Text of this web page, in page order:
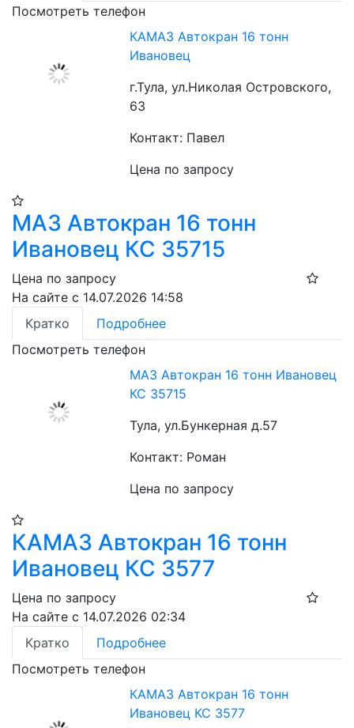
Посмотреть телефон
КАМАЗ Автокран 16 тонн
Ивановец
г.Тула, ул.Николая Островского,
63
Контакт: Павел
Цена по запросу
МАЗ Автокран 16 тонн
Ивановец КС 35715
Цена по запросу
На сайте с 14.07.2026 14:58
Кратко
Подробнее
Посмотреть телефон
МАЗ Автокран 16 тонн Ивановец
КС 35715
Тула, ул.Бункерная д.57
Контакт: Роман
Цена по запросу
КАМАЗ Автокран 16 тонн
Ивановец КС 3577
Цена по запросу
На сайте с 14.07.2026 02:34
Кратко
Подробнее
Посмотреть телефон
КАМАЗ Автокран 16 тонн
Ивановец КС 3577